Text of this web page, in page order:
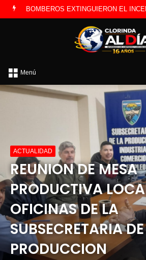
Menú
ACTUALIDAD
REUNION DE MESA
PRODUCTIVA
OFICINAS DE LA
SUBSECRETARIA
PRODUCCION